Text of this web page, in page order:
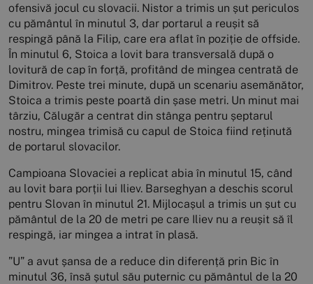
ofensivă jocul cu slovacii. Nistor a trimis un șut periculos
cu pământul în minutul 3, dar portarul a reușit să
respingă până la Filip, care era aflat în poziție de offside.
În minutul 6, Stoica a lovit bara transversală după o
lovitură de cap în forță, profitând de mingea centrată de
Dimitrov. Peste trei minute, după un scenariu asemănător,
Stoica a trimis peste poartă din șase metri. Un minut mai
târziu, Călugăr a centrat din stânga pentru șeptarul
nostru, mingea trimisă cu capul de Stoica fiind reținută
de portarul slovacilor.
Campioana Slovaciei a replicat abia în minutul 15, când
au lovit bara porții lui Iliev. Barseghyan a deschis scorul
pentru Slovan în minutul 21. Mijlocașul a trimis un șut cu
pământul de la 20 de metri pe care Iliev nu a reușit să îl
respingă, iar mingea a intrat în plasă.
”U” a avut șansa de a reduce din diferență prin Bic în
minutul 36, însă șutul său puternic cu pământul de la 20